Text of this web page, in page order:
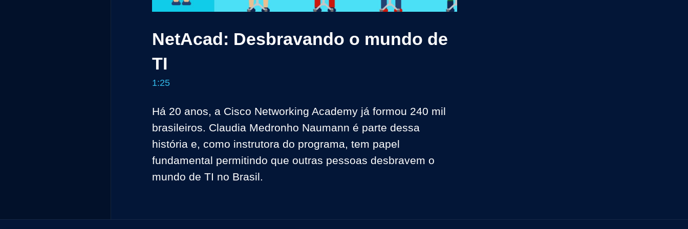
NetAcad: Desbravando o mundo de
TI
1:25
Há 20 anos, a Cisco Networking Academy já formou 240 mil
brasileiros. Claudia Medronho Naumann é parte dessa
história e, como instrutora do programa, tem papel
fundamental permitindo que outras pessoas desbravem o
mundo de TI no Brasil.